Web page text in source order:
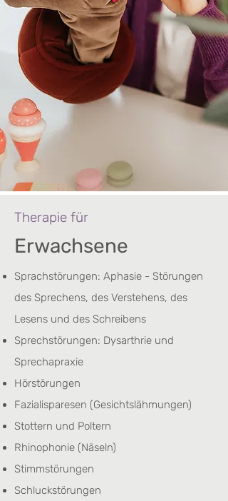
Therapie für
Erwachsene
Sprachstörungen: Aphasie - Störungen
des Sprechens, des Verstehens, des
Lesens und des Schreibens
Sprechstörungen: Dysarthrie und
Sprechapraxie
Hörstörungen
Fazialisparesen (Gesichtslähmungen)
Stottern und Poltern
Rhinophonie (Näseln)
Stimmstörungen
Schluckstörungen